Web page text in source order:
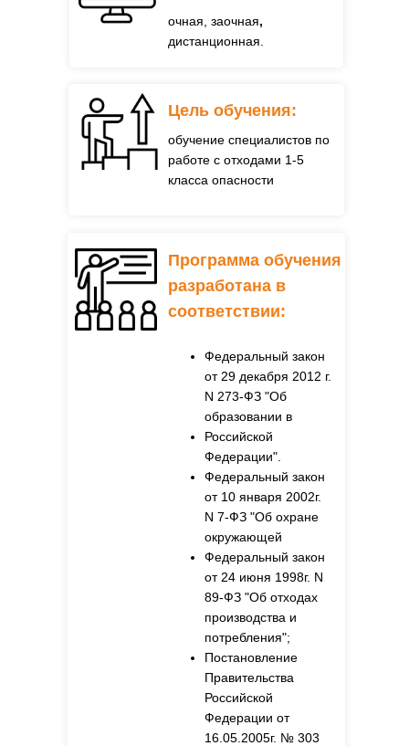
Программа обучения
разработана в
соответствии:
Федеральный закон
от 29 декабря 2012 г.
N 273-ФЗ "Об
образовании в
Российской
Федерации".
Федеральный закон
от 10 января 2002г.
N 7-ФЗ "Об охране
окружающей
Федеральный закон
от 24 июня 1998г. N
89-ФЗ "Об отходах
производства и
потребления";
Постановление
Правительства
Российской
Федерации от
16.05.2005г. № 303
очная, заочная,
дистанционная.
обучение специалистов по
работе с отходами 1-5
класса опасности
Цель обучения: